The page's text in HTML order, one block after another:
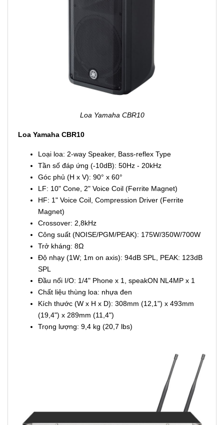
Loa Yamaha CBR10
Loa Yamaha CBR10
Loại loa: 2-way Speaker, Bass-reflex Type
Tần số đáp ứng (-10dB): 50Hz - 20kHz
Góc phủ (H x V): 90° x 60°
LF: 10" Cone, 2" Voice Coil (Ferrite Magnet)
HF: 1" Voice Coil, Compression Driver (Ferrite
Magnet)
Crossover: 2,8kHz
Công suất (NOISE/PGM/PEAK): 175W/350W/700W
Trở kháng: 8Ω
Độ nhạy (1W; 1m on axis): 94dB SPL, PEAK: 123dB
SPL
Đầu nối I/O: 1/4" Phone x 1, speakON NL4MP x 1
Chất liệu thùng loa: nhựa đen
Kích thước (W x H x D): 308mm (12,1") x 493mm
(19,4") x 289mm (11,4")
Trọng lượng: 9,4 kg (20,7 lbs)